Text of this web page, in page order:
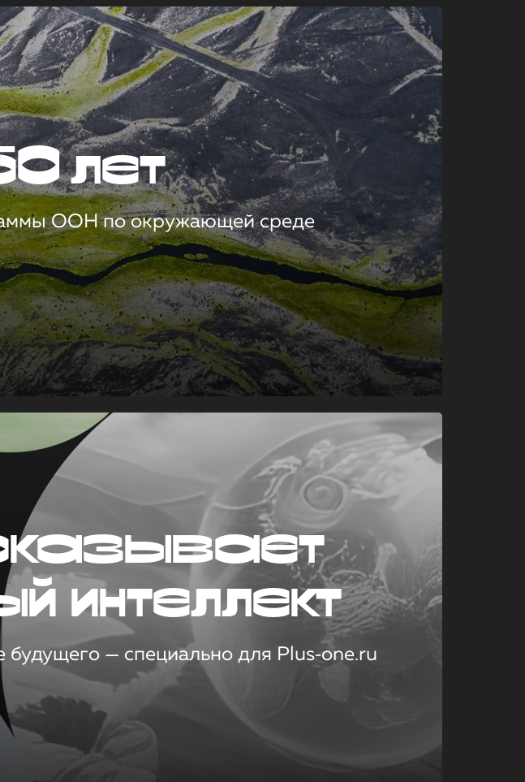
лет
ООН по окружающей среде
интеллект
будущего — специально для Plus‑one.ru